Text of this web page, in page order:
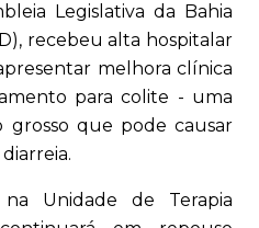
Legislativa da Bahia
recebeu alta hospitalar
melhora clínica
para colite - uma
grosso que pode causar
Unidade de Terapia